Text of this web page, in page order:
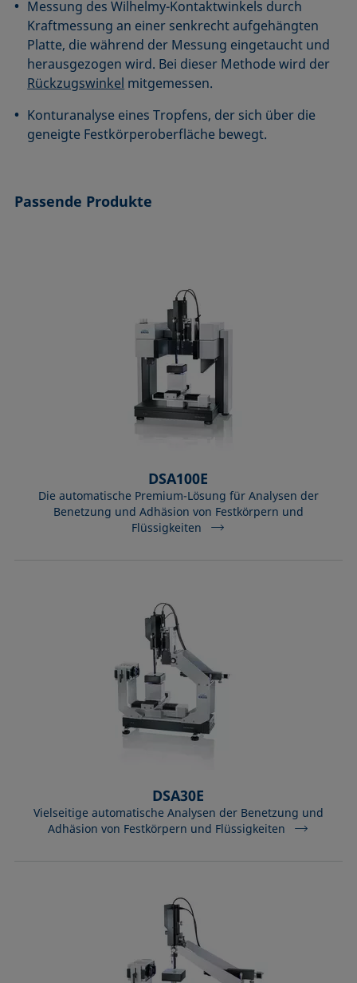
Messung des Wilhelmy-Kontaktwinkels durch
Kraftmessung an einer senkrecht aufgehängten
Platte, die während der Messung eingetaucht und
herausgezogen wird. Bei dieser Methode wird der
Rückzugswinkel mitgemessen.
Konturanalyse eines Tropfens, der sich über die
geneigte Festkörperoberfläche bewegt.
Passende Produkte
DSA100E
Die automatische Premium-Lösung für Analysen der
Benetzung und Adhäsion von Festkörpern und
Flüssigkeiten
DSA30E
Vielseitige automatische Analysen der Benetzung und
Adhäsion von Festkörpern und Flüssigkeiten